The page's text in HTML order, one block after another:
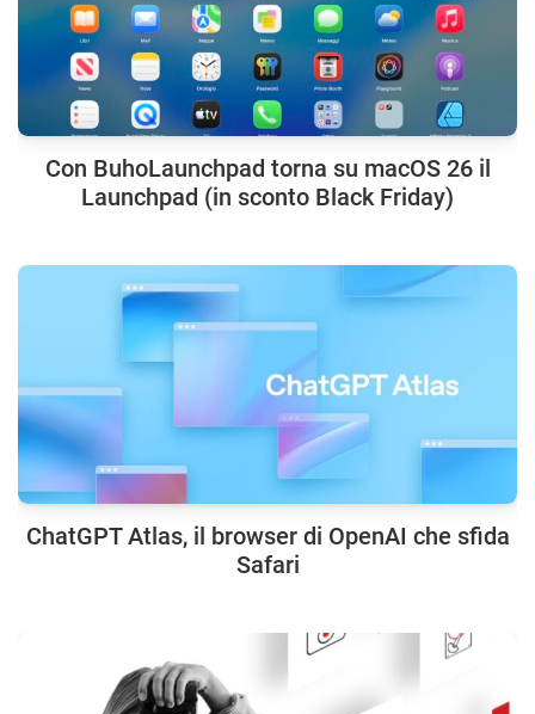
Con BuhoLaunchpad torna su macOS 26 il
Launchpad (in sconto Black Friday)
ChatGPT Atlas, il browser di OpenAI che sfida
Safari